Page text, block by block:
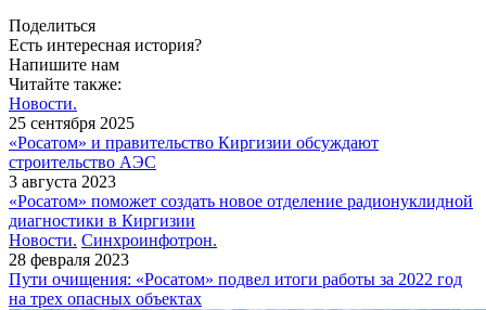
Поделиться
Есть интересная история?
Напишите нам
Читайте также:
Новости.
25 сентября 2025
«Росатом» и правительство Киргизии обсуждают
строительство АЭС
3 августа 2023
«Росатом» поможет создать новое отделение радионуклидной
диагностики в Киргизии
Новости. Синхроинфотрон.
28 февраля 2023
Пути очищения: «Росатом» подвел итоги работы за 2022 год
на трех опасных объектах